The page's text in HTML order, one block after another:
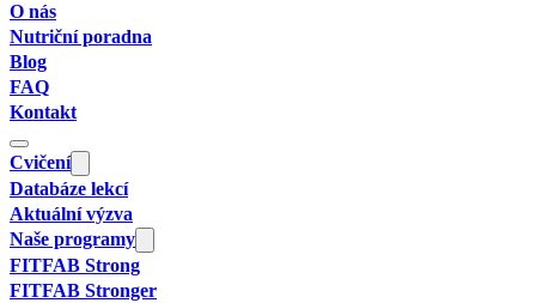
O nás
Nutriční poradna
Blog
FAQ
Kontakt
Cvičení
Databáze lekcí
Aktuální výzva
Naše programy
FITFAB Strong
FITFAB Stronger